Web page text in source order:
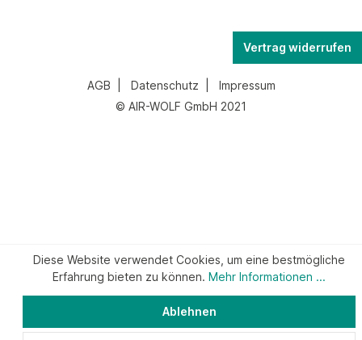
Vertrag widerrufen
AGB Datenschutz
Impressum
© AIR-WOLF GmbH 2021
Diese Website verwendet Cookies, um eine bestmögliche
Erfahrung bieten zu können. Mehr Informationen ...
Ablehnen